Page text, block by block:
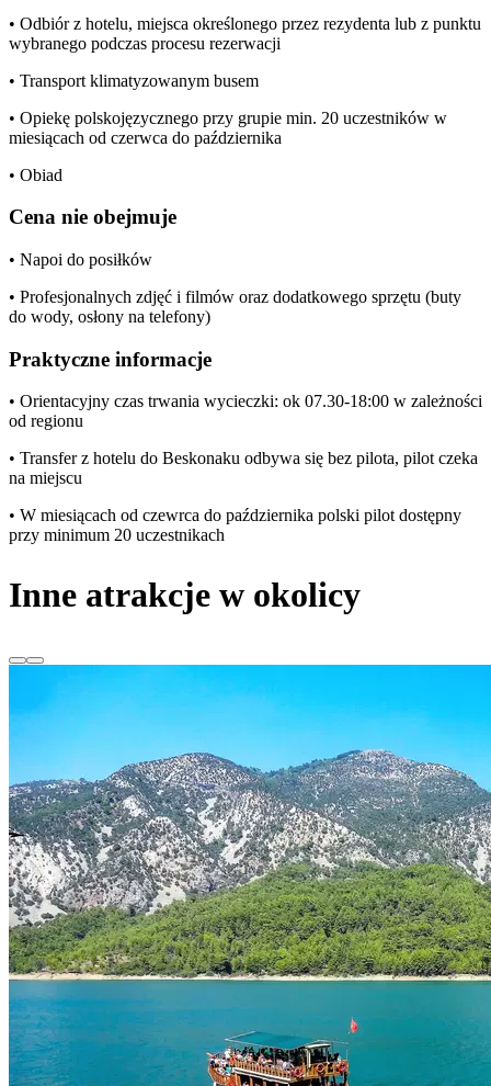
• Odbiór z hotelu, miejsca określonego przez rezydenta lub z punktu
wybranego podczas procesu rezerwacji
• Transport klimatyzowanym busem
• Opiekę polskojęzycznego przy grupie min. 20 uczestników w
miesiącach od czerwca do października
• Obiad
Cena nie obejmuje
• Napoi do posiłków
• Profesjonalnych zdjęć i filmów oraz dodatkowego sprzętu (buty
do wody, osłony na telefony)
Praktyczne informacje
• Orientacyjny czas trwania wycieczki: ok 07.30-18:00 w zależności
od regionu
• Transfer z hotelu do Beskonaku odbywa się bez pilota, pilot czeka
na miejscu
• W miesiącach od czewrca do października polski pilot dostępny
przy minimum 20 uczestnikach
Inne atrakcje w okolicy